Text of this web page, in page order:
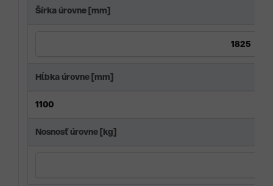
Šírka úrovne [mm]
Hĺbka úrovne [mm]
1100
Nosnosť úrovne [kg]